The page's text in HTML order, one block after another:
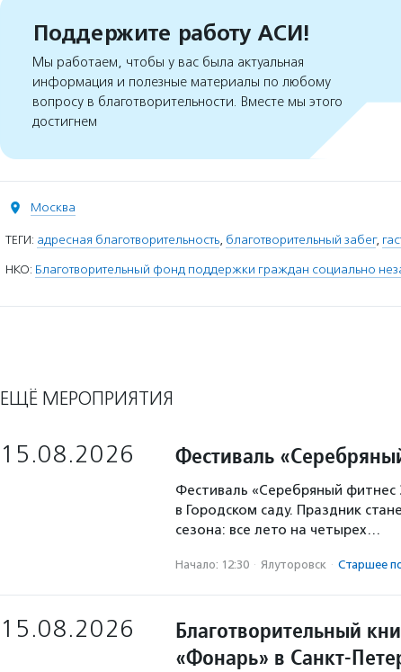
Поддержите работу АСИ!
Мы работаем, чтобы у вас была актуальная
информация и полезные материалы по любому
вопросу в благотворительности. Вместе мы этого
достигнем
Москва
ТЕГИ: адресная благотворительность, благотворительный забег,
НКО: Благотворительный фонд поддержки граждан социально
ЕЩЁ МЕРОПРИЯТИЯ
15.08.2026 Фестиваль
Фестиваль «Серебряный фитнес
в Городском саду. Праздник
сезона: все лето на четырех…
Начало: 12:30 · Ялуторовск · Старшее
15.08.2026
Благотворительный
«Фонарь» в Санкт-